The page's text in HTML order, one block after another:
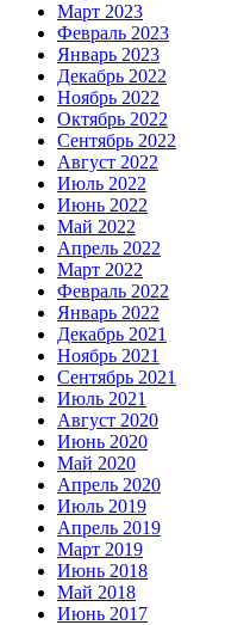
Март 2023
Февраль 2023
Январь 2023
Декабрь 2022
Ноябрь 2022
Октябрь 2022
Сентябрь 2022
Август 2022
Июль 2022
Июнь 2022
Май 2022
Апрель 2022
Март 2022
Февраль 2022
Январь 2022
Декабрь 2021
Ноябрь 2021
Сентябрь 2021
Июль 2021
Август 2020
Июнь 2020
Май 2020
Апрель 2020
Июль 2019
Апрель 2019
Март 2019
Июнь 2018
Май 2018
Июнь 2017